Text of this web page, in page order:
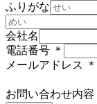
ふりがな
会社名
電話番号 ＊
メールアドレス
＊
お問い合わせ内容